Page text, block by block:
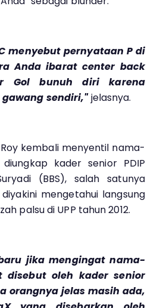
menyebut pernyataan P di
Anda ibarat center back
Gol bunuh diri karena
sendiri,"jelasnya.
kembali menyentil nama-
kader senior PDIP
(BBS), salah satunya
mengetahui langsung
palsu di UPP tahun 2012.
jika mengingat nama-
disebut oleh kader senior
orangnya jelas masih ada,